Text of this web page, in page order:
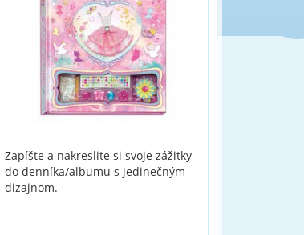
Zapíšte a nakreslite si svoje zážitky
do denníka/albumu s jedinečným
dizajnom.